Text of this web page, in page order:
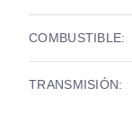
COMBUSTIBLE:
TRANSMISIÓN: